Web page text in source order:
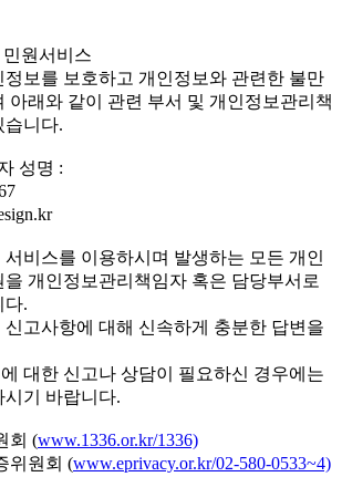
원서비스
보를 보호하고 개인정보와 관련한 불만
아래와 같이 관련 부서 및 개인정보관리책
습니다.
성명 :
비스를 이용하시며 발생하는 모든 개인
개인정보관리책임자 혹은 담당부서로
다.
고사항에 대해 신속하게 충분한 답변을
대한 신고나 상담이 필요하신 경우에는
기 바랍니다.
회 (www.1336.or.kr/1336)
위원회 (www.eprivacy.or.kr/02-580-0533~4)